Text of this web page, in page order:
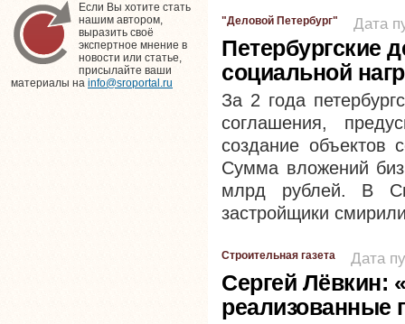
Если Вы хотите стать
нашим автором,
выразить своё
экспертное мнение в
новости или статье,
присылайте ваши
материалы на info@sroportal.ru
"Деловой Петербург" Дата
Петербургские
социальной
За 2 года
соглашения,
создание объектов
Сумма вложений
млрд рублей. В
застройщики
Строительная газета Дата
Сергей Лёвкин:
реализованные